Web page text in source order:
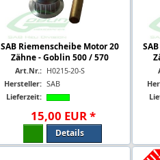
SAB Riemenscheibe Motor 20
Zähne - Goblin 500 / 570
Art.Nr.: H0215-20-S
Hersteller: SAB
Lieferzeit:
15,00 EUR *
Details